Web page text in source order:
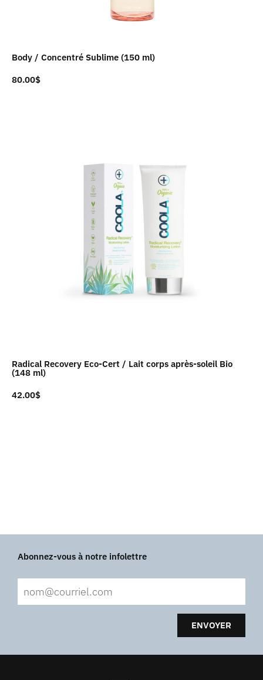
Body / Concentré Sublime (150 ml)
80.00$
Radical Recovery Eco-Cert / Lait corps après-soleil Bio
(148 ml)
42.00$
Abonnez-vous à notre infolettre
ENVOYER